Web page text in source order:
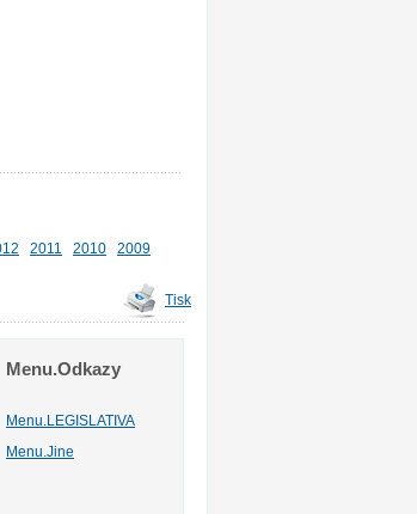
2011 2010
2009
Tisk
Menu.Odkazy
Menu.LEGISLATIVA
Menu.Jine